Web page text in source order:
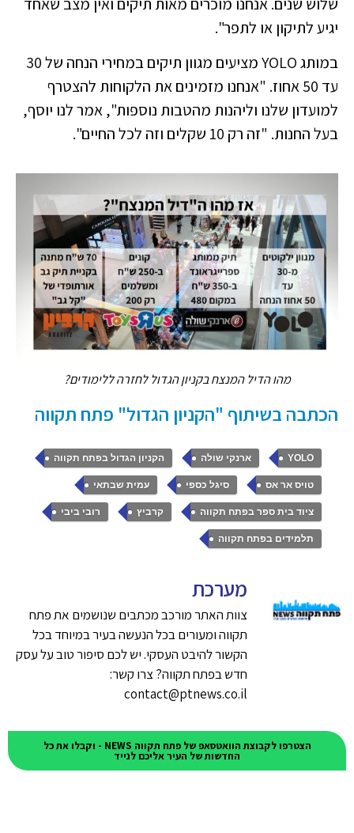
יגיע לתיקון או לתפר".
במותג YOLO מציעים מגוון תיקים במחירי הנחה של 30
עד 50 אחוז. "אנחנו מזמינים את הלקוחות להצטרף
למועדון שלנו וליהנות מהטבות נוספות", אמר לנו יוסף,
בעל החנות. "זה רק 10 שקלים וזה לכל החיים".
מהו הדיל המנצח בקניון הגדול לחזרה ללימודים?
הכתבה בשיתוף "הקניון הגדול" פתח תקווה
YOLO
, ארנקי שולה , הקניון הגדול בפתח תקווה ,
טויס אר אס , סיגל כספי , עמית שבתאי ,
ציוד בית ספר בפתח תקווה , קרביץ , רובי ביבי ,
תלמידים בפתח תקווה
מערכת
צוות האתר מורכב מכתבים שנושמים את פתח
תקווה ומעורים בכל הנעשה בעיר במיוחד בכל
הקשור להיבט העסקי. יש לכם סיפור טוב על עסק
חדש בפתח תקווה? צרו קשר:
contact@ptnews.co.il
הצטרפו לקבוצת הוואטסאפ של פתח תקווה NEWS - וקבלו את כל
החדשות של העיר אליכם לנייד